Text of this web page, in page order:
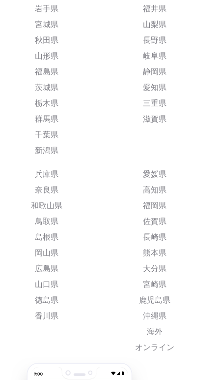
岩手県
宮城県
秋田県
山形県
福島県
茨城県
栃木県
群馬県
千葉県
新潟県
福井県
山梨県
長野県
岐阜県
静岡県
愛知県
三重県
滋賀県
兵庫県
奈良県
和歌山県
鳥取県
島根県
岡山県
広島県
山口県
徳島県
香川県
愛媛県
高知県
福岡県
佐賀県
長崎県
熊本県
大分県
宮崎県
鹿児島県
沖縄県
海外
オンライン